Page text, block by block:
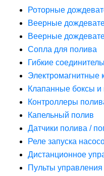
Роторные
Веерные
Веерные
Сопла для полива
Гибкие
Электромагнитные
Клапанные боксы и
Контроллеры
Капельный полив
Датчики полива /
Реле запуска
Дистанционное
Пульты управления